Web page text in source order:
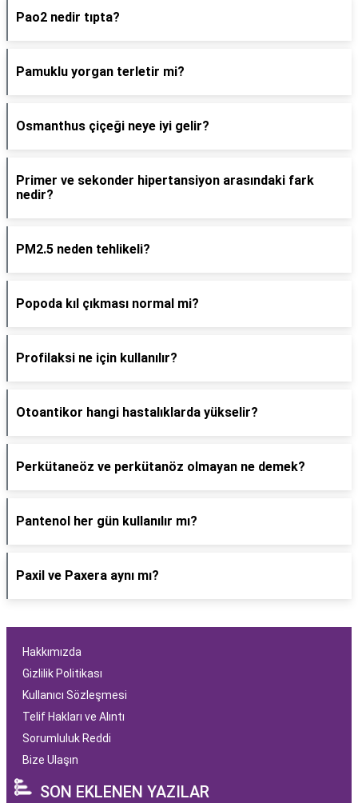
Pao2 nedir tıpta?
Pamuklu yorgan terletir mi?
Osmanthus çiçeği neye iyi gelir?
Primer ve sekonder hipertansiyon arasındaki fark
nedir?
PM2.5 neden tehlikeli?
Popoda kıl çıkması normal mi?
Profilaksi ne için kullanılır?
Otoantikor hangi hastalıklarda yükselir?
Perkütaneöz ve perkütanöz olmayan ne demek?
Pantenol her gün kullanılır mı?
Paxil ve Paxera aynı mı?
Hakkımızda
Gizlilik Politikası
Kullanıcı Sözleşmesi
Telif Hakları ve Alıntı
Sorumluluk Reddi
Bize Ulaşın
SON EKLENEN YAZILAR